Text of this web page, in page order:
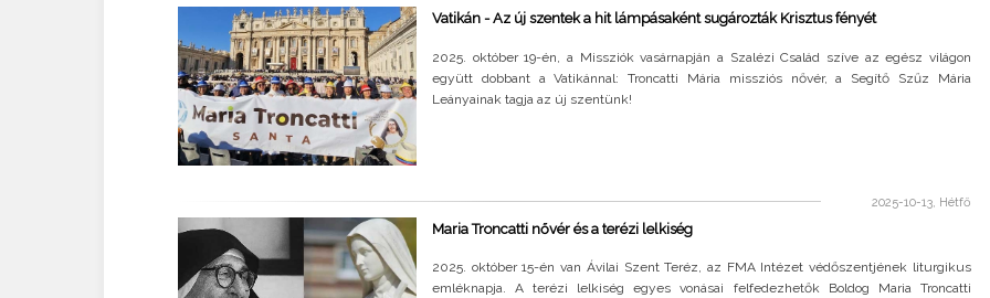
Vatikán - Az új szentek a hit lámpásaként sugározták Krisztus fényét
2025. október 19-én, a Missziók vasárnapján a Szalézi Család szíve az egész világon
együtt dobbant a Vatikánnal: Troncatti Mária missziós nővér, a Segítő Szűz Mária
Leányainak tagja az új szentünk!
2025-10-13, Hétfő
Maria Troncatti nővér és a terézi lelkiség
2025. október 15-én van Ávilai Szent Teréz, az FMA Intézet védőszentjének liturgikus
emléknapja. A terézi lelkiség egyes vonásai felfedezhetők Boldog Maria Troncatti